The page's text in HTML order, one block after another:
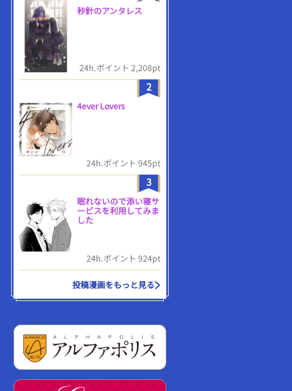
秒針のアンタレス
24h.ポイント 2,208pt
2
4ever Lovers
24h.ポイント 945pt
3
眠れないので添い寝サ
ービスを利用してみま
した
24h.ポイント 924pt
投稿漫画をもっと見る